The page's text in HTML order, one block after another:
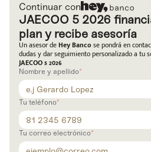
Continuar con
JAECOO 5 2026
plan y recibe asesoría
Un asesor deHey Bancose pondrá en
dudas y dar seguimiento personalizado a tu
JAECOO 5 2026
Nombre y apellido
Tu teléfono
Tu correo electrónico